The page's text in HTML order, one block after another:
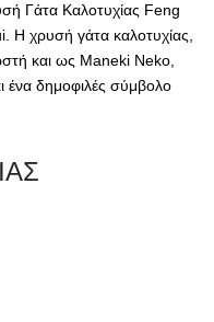
Γάτα Καλοτυχίας Feng
Η χρυσή γάτα καλοτυχίας,
και ως Maneki Neko,
ένα δημοφιλές σύμβολο
έχει βρει τη θέση της και
κινεζική κουλτούρα του